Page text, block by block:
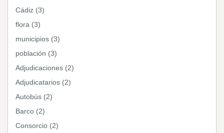
Cádiz (3)
flora (3)
municipios (3)
población (3)
Adjudicaciones (2)
Adjudicatarios (2)
Autobús (2)
Barco (2)
Consorcio (2)